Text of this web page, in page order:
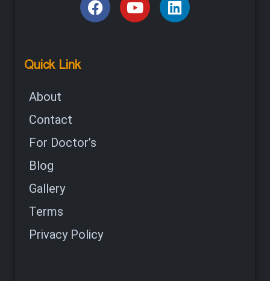
Quick Link
About
Contact
For Doctor’s
Blog
Gallery
Terms
Privacy Policy